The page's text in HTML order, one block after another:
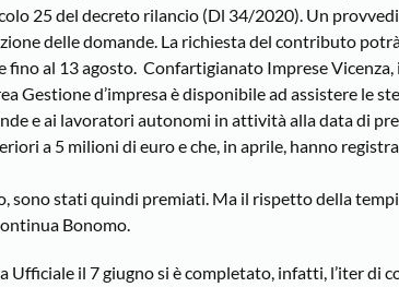
25 del decreto rilancio (Dl 34/2020). Un
delle domande. La richiesta del contributo
fino al 13 agosto. Confartigianato Imprese
Gestione d’impresa è disponibile ad assistere le
e ai lavoratori autonomi in attività alla data di
a 5 milioni di euro e che, in aprile, hanno
sono stati quindi premiati. Ma il rispetto della
Bonomo.
Ufficiale il 7 giugno si è completato, infatti, l’iter